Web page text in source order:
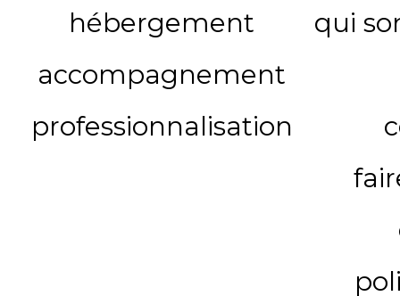
hébergement
accompagnement
professionnalisation
qui